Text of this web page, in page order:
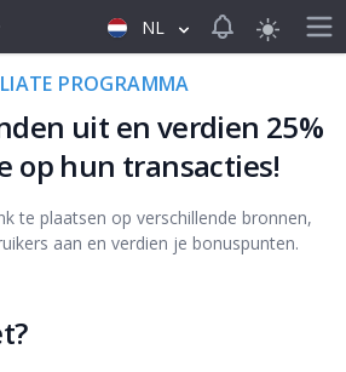
NL View
PROGRAMMA
uit en verdien 25%
op hun transacties!
te plaatsen op verschillende bronnen,
aan en verdien je bonuspunten.